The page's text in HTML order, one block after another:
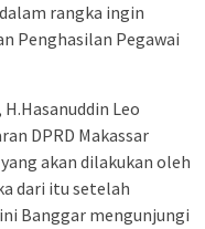
rangka ingin
Penghasilan Pegawai
Leo
DPRD Makassar
akan dilakukan oleh
dari itu setelah
Banggar mengunjungi